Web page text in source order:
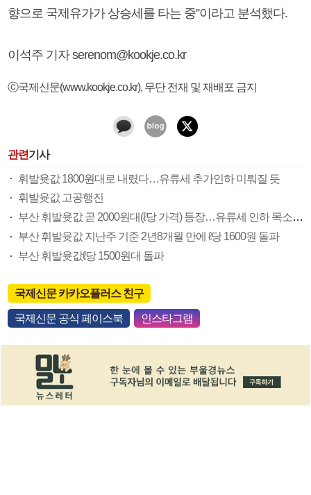
향으로 국제유가가 상승세를 타는 중”이라고 분석했다.
이석주 기자 serenom@kookje.co.kr
ⓒ국제신문(www.kookje.co.kr), 무단 전재 및 재배포 금지
관련기사
휘발윳값 1800원대로 내렸다…유류세 추가인하 미뤄질 듯
휘발윳값 고공행진
부산 휘발윳값 곧 2000원대(ℓ당 가격) 등장…유류세 인하 목소리 커
부산 휘발윳값 지난주 기준 2년8개월 만에 ℓ당 1600원 돌파
부산 휘발윳값ℓ당 1500원대 돌파
국제신문 카카오플러스 친구
국제신문 공식 페이스북 인스타그램